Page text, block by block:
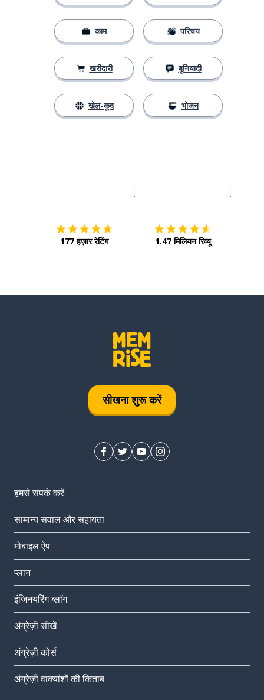
काम
खरीदारी
खेल-कूद
परिचय
बुनियादी
भोजन
इस पर डाउनलोड करें ऐप स्टोर
177 हज़ार रेटिंग
इसे चालू
1.47 मिलियन रिव्यू
सीखना शुरू करें
हमसे संपर्क करें
सामान्य सवाल और सहायता
मोबाइल ऐप
प्‍लान
इंजिनयरिंग ब्लॉग
अंग्रेज़ी सीखें
अंग्रेज़ी कोर्स
अंग्रेज़ी वाक्यांशों की किताब